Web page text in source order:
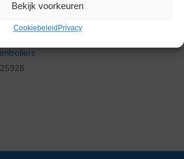
Bekijk voorkeuren
Cookiebeleid Privacy